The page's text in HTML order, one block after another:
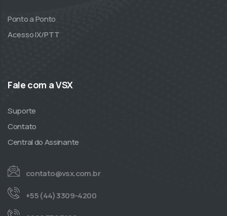
Ponto a Ponto
Acesso IX/PTT
Fale com a VSX
Suporte
Contato
Central do Assinante
contato@vsx.com.br
+55 (44) 3309-4200